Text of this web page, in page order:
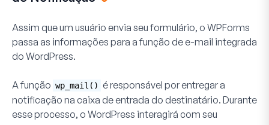
Assim que um usuário envia seu formulário, o WPForms
passa as informações para a função de e-mail integrada
do WordPress.
A função wp_mail() é responsável por entregar a
notificação na caixa de entrada do destinatário. Durante
esse processo, o WordPress interagirá com seu